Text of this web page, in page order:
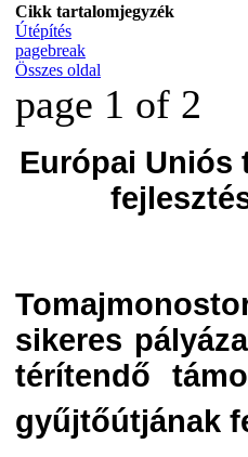
Cikk tartalomjegyzék
Útépítés
pagebreak
Összes oldal
page 1 of 2
Európai Uniós
sikeres
térítendő
gyűjtőútjának